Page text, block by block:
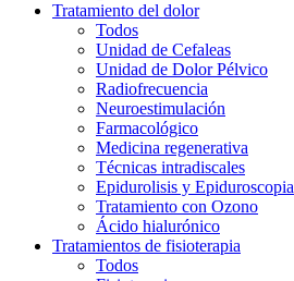
Tratamiento del dolor
Todos
Unidad de Cefaleas
Unidad de Dolor Pélvico
Radiofrecuencia
Neuroestimulación
Farmacológico
Medicina regenerativa
Técnicas intradiscales
Epidurolisis y Epiduroscopia
Tratamiento con Ozono
Ácido hialurónico
Tratamientos de fisioterapia
Todos